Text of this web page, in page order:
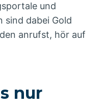
und
sind dabei Gold
anrufst, hör auf
nur